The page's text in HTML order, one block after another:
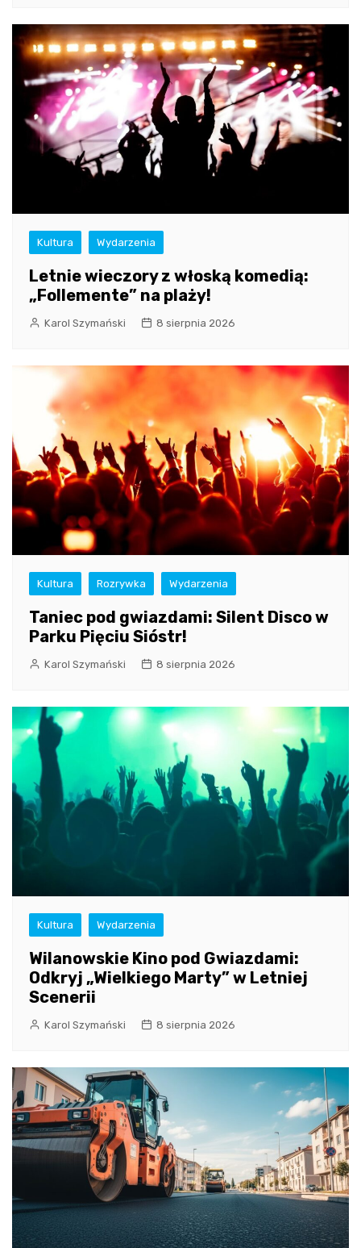
Kultura Wydarzenia
Letnie wieczory z włoską komedią:
„Follemente” na plaży!
Karol Szymański 8 sierpnia 2026
Kultura Rozrywka Wydarzenia
Taniec pod gwiazdami: Silent Disco w
Parku Pięciu Sióstr!
Karol Szymański 8 sierpnia 2026
Kultura Wydarzenia
Wilanowskie Kino pod Gwiazdami:
Odkryj „Wielkiego Marty” w Letniej
Scenerii
Karol Szymański 8 sierpnia 2026